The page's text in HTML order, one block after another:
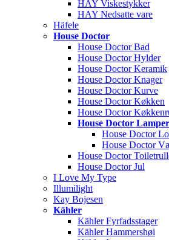
HAY Viskestykker
HAY Nedsatte vare
Häfele
House Doctor
House Doctor Bad
House Doctor Hylder
House Doctor Keramik
House Doctor Knager
House Doctor Kurve
House Doctor Køkken
House Doctor
House Doctor Lamper
House Doctor
House Doctor
House Doctor
House Doctor Jul
I Love My Type
Illumilight
Kay Bojesen
Kähler
Kähler Fyrfadsstager
Kähler Hammershøi